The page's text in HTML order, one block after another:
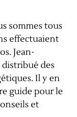
sommes tous
effectuaient
Jean-
des
Il y en
guide pour le
et